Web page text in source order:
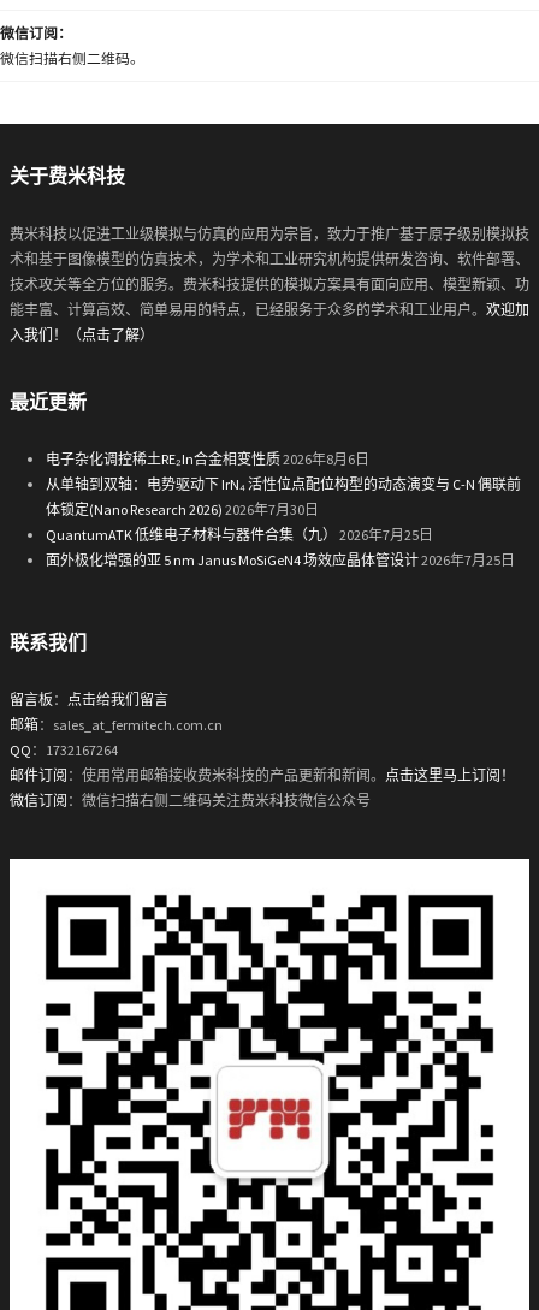
微信订阅：
微信扫描右侧二维码。
关于费米科技
费米科技以促进工业级模拟与仿真的应用为宗旨，致力于推广基于原子级别模拟技
术和基于图像模型的仿真技术，为学术和工业研究机构提供研发咨询、软件部署、
技术攻关等全方位的服务。费米科技提供的模拟方案具有面向应用、模型新颖、功
能丰富、计算高效、简单易用的特点，已经服务于众多的学术和工业用户。 欢迎加
入我们！（点击了解）
最近更新
电子杂化调控稀土RE₂In合金相变性质2026年8月6日
从单轴到双轴：电势驱动下 IrN₄ 活性位点配位构型的动态演变与 C-N 偶联前
体锁定(Nano Research 2026) 2026年7月30日
QuantumATK 低维电子材料与器件合集（九）
2026年7月25日
面外极化增强的亚 5 nm Janus MoSiGeN4 场效应晶体管设计2026年7月25日
联系我们
留言板 ： 点击给我们留言
邮箱：sales_at_fermitech.com.cn
QQ ：1732167264
邮件订阅 ：使用常用邮箱接收费米科技的产品更新和新闻。 点击这里马上订阅！
微信订阅 ：微信扫描右侧二维码关注费米科技微信公众号